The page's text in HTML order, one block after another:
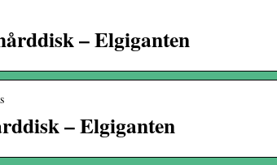
– Elgiganten
– Elgiganten